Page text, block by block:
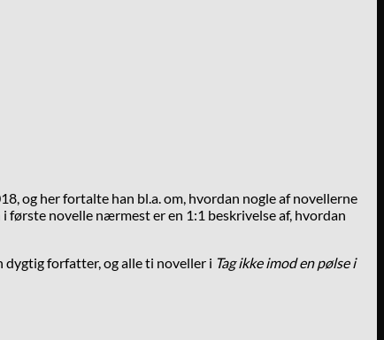
og her fortalte han bl.a. om, hvordan nogle af novellerne
første novelle nærmest er en 1:1 beskrivelse af, hvordan
dygtig forfatter, og alle ti noveller i Tag ikke imod en pølse i